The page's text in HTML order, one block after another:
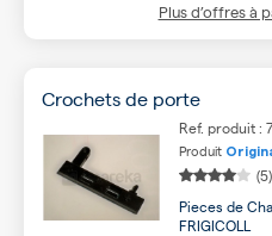
Plus d’offres à
Crochets de porte
Ref. produit :
Produit
(5)
Pieces de
FRIGICOLL